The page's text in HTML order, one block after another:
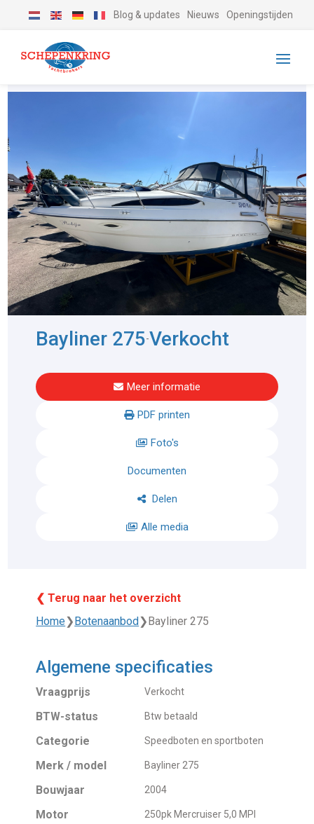
Blog & updates Nieuws Openingstijden
Bayliner 275-Verkocht
Meer informatie
PDF printen
Foto's
Documenten
Delen
Alle media
❮ Terug naar het overzicht
Home❯ Botenaanbod ❯ Bayliner 275
Algemene specificaties
Vraagprijs Verkocht
BTW-status Btw betaald
Categorie Speedboten en sportboten
Merk / model Bayliner 275
Bouwjaar 2004
Motor
250pk Mercruiser 5,0 MPI